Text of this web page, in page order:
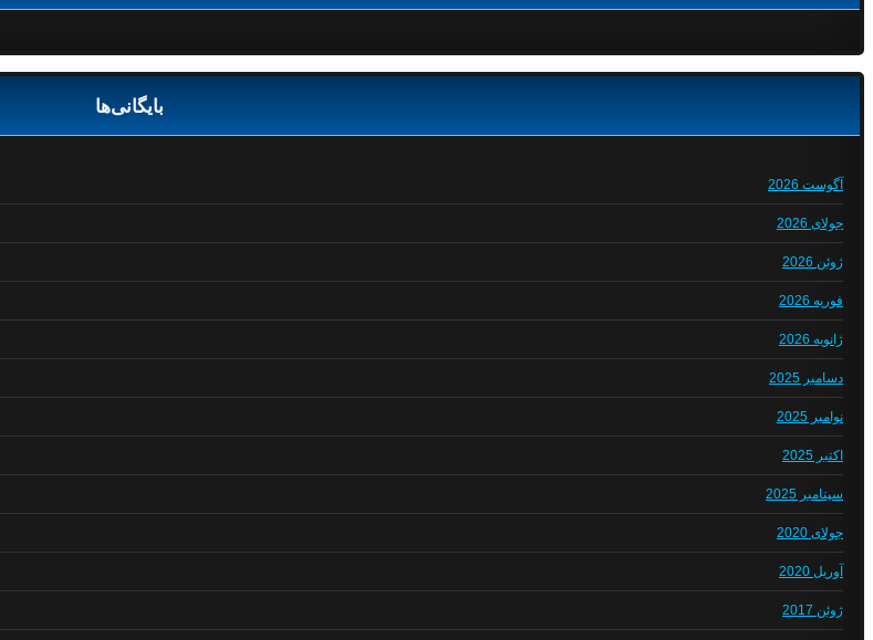
بایگانی‌ها
آگوست 2026
جولای 2026
ژوئن 2026
فوریه 2026
ژانویه 2026
دسامبر 2025
نوامبر 2025
اکتبر 2025
سپتامبر 2025
جولای 2020
آوریل 2020
ژوئن 2017